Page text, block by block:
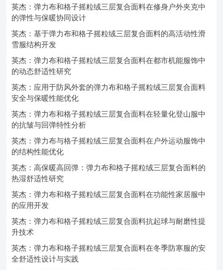
英杰：弹力布和格子摇粒绒三层复合面料在修身户外夹克中
的弹性与保暖协同设计
英杰：基于弹力布和格子摇粒绒三层复合面料的高活动性滑
雪服结构开发
英杰：弹力布和格子摇粒绒三层复合面料在都市机能服饰中
的动态舒适性研究
英杰：应用于防风外套的弹力布和格子摇粒绒三层复合面料
安全与保暖性能优化
英杰：弹力布和格子摇粒绒三层复合面料在轻量化登山服中
的抗皱与回弹特性分析
英杰：弹力布与格子摇粒绒三层复合面料在户外运动服饰中
的结构性能优化
英杰：高保暖高回弹：弹力布和格子摇粒绒三层复合面料的
热湿舒适性研究
英杰：弹力布和格子摇粒绒三层复合面料在功能性家居服中
的应用开发
英杰：弹力布和格子摇粒绒三层复合面料抗起球与耐磨性提
升技术
英杰：弹力布和格子摇粒绒三层复合面料在冬季防寒服的安
全舒适性设计与实践